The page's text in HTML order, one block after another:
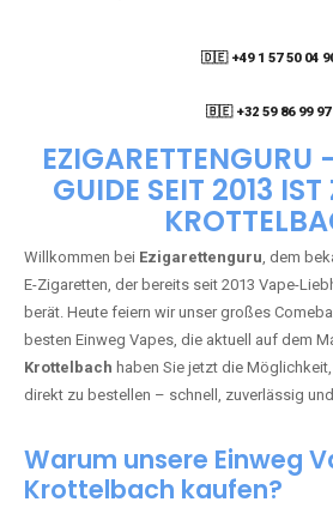
🇩🇪 +49 1 57 50 04
🇧🇪 +32 59 86 99 97
EZIGARETTENGURU
GUIDE SEIT 2013
Willkommen bei Ezigarettenguru, dem
E-Zigaretten, der bereits seit 2013 Vape-
berät. Heute feiern wir unser großes
besten Einweg Vapes, die aktuell auf dem
Krottelbach haben Sie jetzt die
direkt zu bestellen – schnell, zuverlässig
Warum unsere Einweg
Krottelbach kaufen?